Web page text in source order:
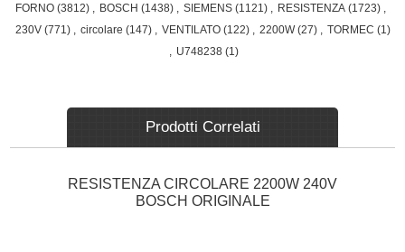
HBA514BR0, HBA512BR030, HBA534BS067 HBA534BS0,
HBA534BS0Z67 HBA534BS0Z HBA534BS0A44
HBA534BS0A HBA534BS030 HBA534BS0 HBA534BS0Z44
FORNO (3812) BOSCH (1438) SIEMENS (1121) RESISTENZA (1723)
230V (771) circolare (147) VENTILATO (122) 2200W (27) TORMEC (1)
U748238 (1)
Prodotti Correlati
RESISTENZA CIRCOLARE 2200W 240V
BOSCH ORIGINALE